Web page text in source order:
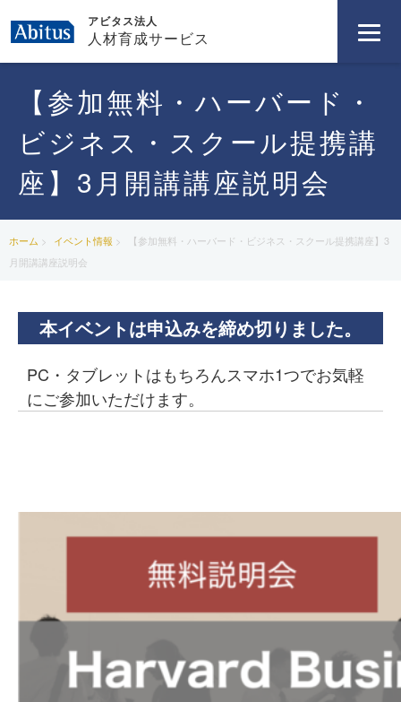
アビタス法人
人材育成サービス
【参加無料・ハーバード・
ビジネス・スクール提携講
座】3月開講講座説明会
ホーム イベント情報
【参加無料・ハーバード・ビジネス・スクール提携講座】3
月開講講座説明会
本イベントは申込みを締め切りました。
PC・タブレットはもちろんスマホ1つでお気軽
にご参加いただけます。